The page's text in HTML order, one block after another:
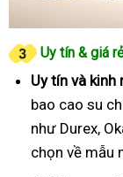
Uy tín & giá rẻ
Uy tín và kinh
bao cao su
như Durex,
chọn về mẫu